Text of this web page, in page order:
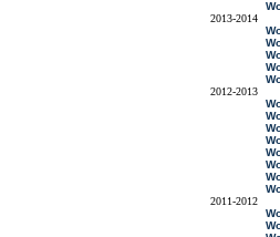
2013-2014
2012-2013
2011-2012